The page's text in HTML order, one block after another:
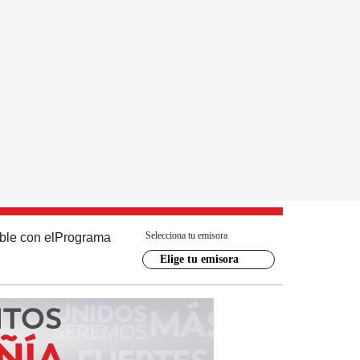
con el Programa Selecciona tu emisora
Elige tu emisora